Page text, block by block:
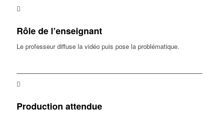
Rôle de l’enseignant
Le professeur diffuse la vidéo puis pose la problématique.
Production attendue